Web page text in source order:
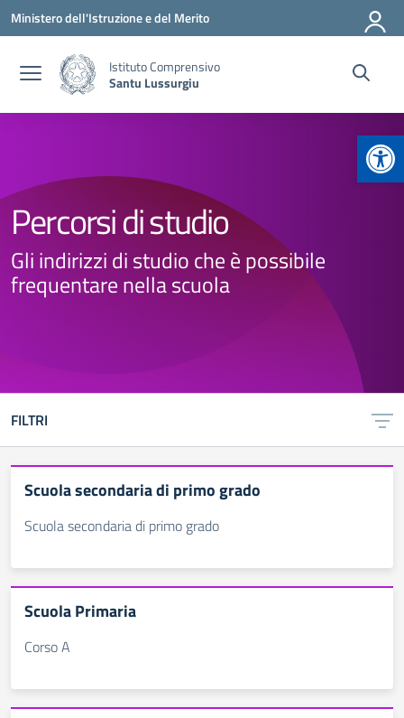
Vai ai contenuti
Vai al menu di navigazione
Vai al footer
Ministero dell'Istruzione e del Merito
Istituto Comprensivo
Santu Lussurgiu
Percorsi di studio
Gli indirizzi di studio che è possibile
frequentare nella scuola
FILTRI
Scuola secondaria di primo grado
Scuola secondaria di primo grado
Scuola Primaria
Corso A